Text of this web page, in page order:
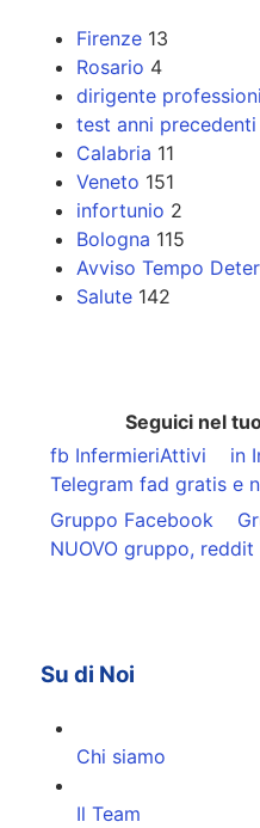
Firenze 13
Rosario 4
dirigente
test anni precedenti
Calabria 11
Veneto 151
infortunio 2
Bologna 115
Avviso Tempo
Salute 142
Seguici nel
fb InfermieriAttivi
in
Telegram fad gratis e
Gruppo Facebook
NUOVO gruppo, reddit
Su di Noi
Chi siamo
Il Team